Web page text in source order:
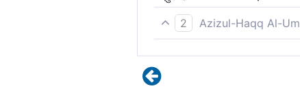
2
Azizul-Haqq Al-